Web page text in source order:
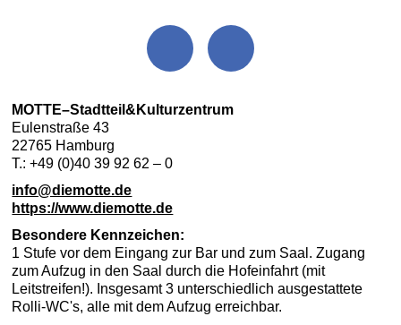
MOTTE–Stadtteil&Kulturzentrum
Eulenstraße 43
22765 Hamburg
T.: +49 (0)40 39 92 62 – 0
info@diemotte.de
https://www.diemotte.de
Besondere Kennzeichen:
1 Stufe vor dem Eingang zur Bar und zum Saal. Zugang
zum Aufzug in den Saal durch die Hofeinfahrt (mit
Leitstreifen!). Insgesamt 3 unterschiedlich ausgestattete
Rolli-WC's, alle mit dem Aufzug erreichbar.